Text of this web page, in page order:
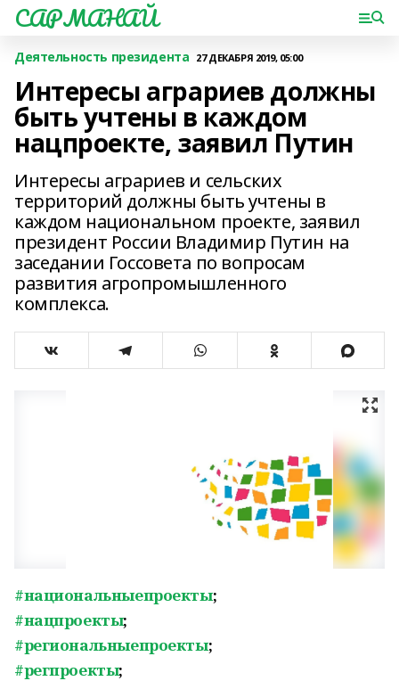
САРМАНАЙ
Деятельность президента 27 ДЕКАБРЯ 2019, 05:00
Интересы аграриев должны
быть учтены в каждом
нацпроекте, заявил Путин
Интересы аграриев и сельских
территорий должны быть учтены в
каждом национальном проекте, заявил
президент России Владимир Путин на
заседании Госсовета по вопросам
развития агропромышленного
комплекса.
#национальныепроекты;
#нацпроекты;
#региональныепроекты;
#регпроекты;